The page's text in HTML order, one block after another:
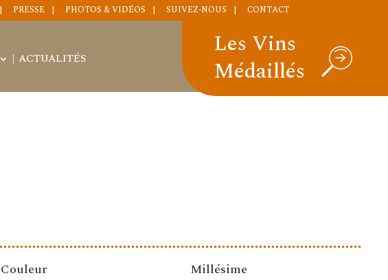
PRESSE PHOTOS & VIDÉOS SUIVEZ-NOUS CONTACT
ACTUALITÉS
Les Vins
Médaillés
Couleur Millésime